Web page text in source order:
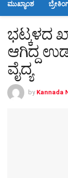
ಮುಖ್ಯಾಂಶ
ಭಟ್ಕಳದ
ಆಗಿದ್ದ
ವೈದ್ಯ
by Kannada